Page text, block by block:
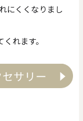
にくくなりまし
れます。